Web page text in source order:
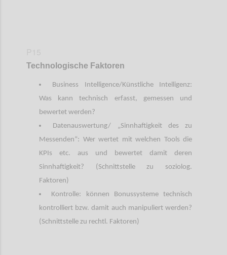
Technologische Faktoren
Business Intelligence/Künstliche Intelligenz:
Was kann technisch erfasst, gemessen und
bewertet werden?
Datenauswertung/ „Sinnhaftigkeit des zu
Messenden“: Wer wertet mit welchen Tools die
KPIs etc. aus und bewertet damit deren
Sinnhaftigkeit? (Schnittstelle zu soziolog.
Faktoren)
Kontrolle: können Bonussysteme technisch
kontrolliert bzw. damit auch manipuliert werden?
(Schnittstelle zu rechtl. Faktoren)